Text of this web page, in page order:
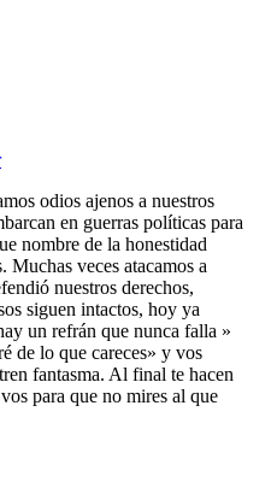
odios ajenos a nuestros
en guerras políticas para
nombre de la honestidad
Muchas veces atacamos a
nuestros derechos,
siguen intactos, hoy ya
un refrán que nunca falla »
de lo que careces» y vos
fantasma. Al final te hacen
para que no mires al que